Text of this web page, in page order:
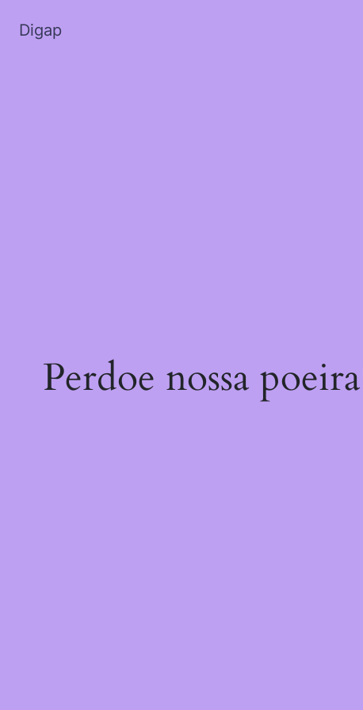
Digap
Perdoe nossa